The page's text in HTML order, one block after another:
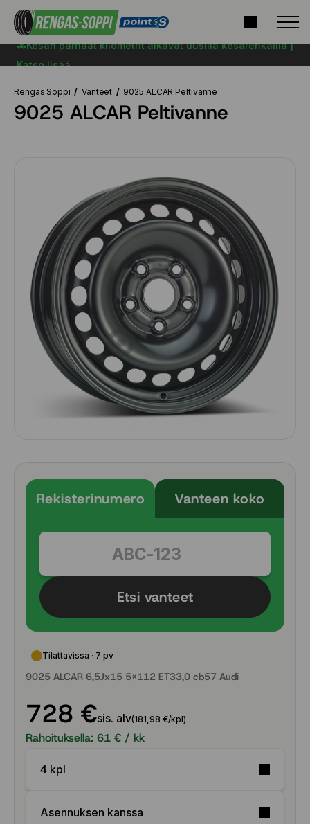
🚗Kesän parhaat kilometrit alkavat uusilla kesärenkailla |
Katso lisää
Rengas Soppi Vanteet 9025 ALCAR Peltivanne
9025 ALCAR Peltivanne
Rekisterinumero Vanteen koko
Etsi vanteet
Tilattavissa · 7 pv
9025 ALCAR 6,5Jx15 5x112 ET33,0 cb57 Audi
728 €sis. alv(181,98 €/kpl)
Rahoituksella: 61 € / kk
4 kpl
Asennuksen kanssa